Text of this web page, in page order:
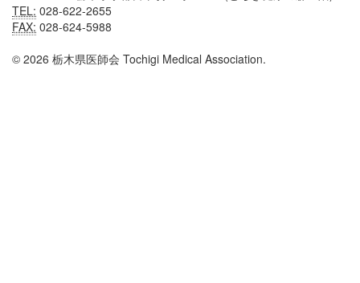
TEL: 028-622-2655
FAX: 028-624-5988
© 2026 栃木県医師会 Tochigi Medical Association.